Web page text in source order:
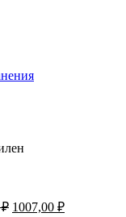
₽ Первоначальная
1007,00 ₽Текущая